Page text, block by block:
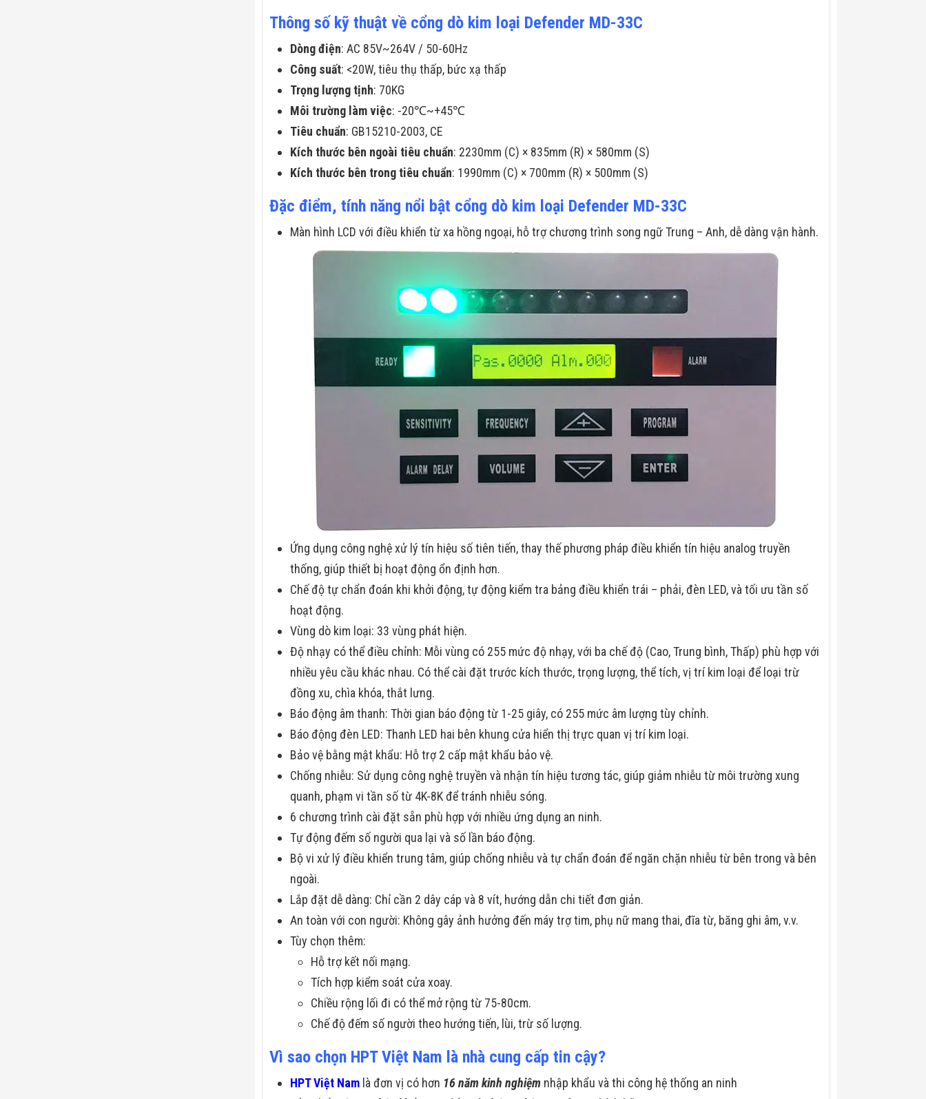
Thông số kỹ thuật về cổng dò kim loại Defender MD-33C
Dòng điện: AC 85V~264V / 50-60Hz
Công suất: <20W, tiêu thụ thấp, bức xạ thấp
Trọng lượng tịnh: 70KG
Môi trường làm việc: -20℃~+45℃
Tiêu chuẩn: GB15210-2003, CE
Kích thước bên ngoài tiêu chuẩn: 2230mm (C) × 835mm (R) × 580mm (S)
Kích thước bên trong tiêu chuẩn: 1990mm (C) × 700mm (R) × 500mm (S)
Đặc điểm, tính năng nổi bật cổng dò kim loại Defender MD-33C
Màn hình LCD với điều khiển từ xa hồng ngoại, hỗ trợ chương trình song ngữ Trung – Anh, dễ dàng vận hành.
Ứng dụng công nghệ xử lý tín hiệu số tiên tiến, thay thế phương pháp điều khiển tín hiệu analog truyền
thống, giúp thiết bị hoạt động ổn định hơn.
Chế độ tự chẩn đoán khi khởi động, tự động kiểm tra bảng điều khiển trái – phải, đèn LED, và tối ưu tần số
hoạt động.
Vùng dò kim loại: 33 vùng phát hiện.
Độ nhạy có thể điều chỉnh: Mỗi vùng có 255 mức độ nhạy, với ba chế độ (Cao, Trung bình, Thấp) phù hợp với
nhiều yêu cầu khác nhau. Có thể cài đặt trước kích thước, trọng lượng, thể tích, vị trí kim loại để loại trừ
đồng xu, chìa khóa, thắt lưng.
Báo động âm thanh: Thời gian báo động từ 1-25 giây, có 255 mức âm lượng tùy chỉnh.
Báo động đèn LED: Thanh LED hai bên khung cửa hiển thị trực quan vị trí kim loại.
Bảo vệ bằng mật khẩu: Hỗ trợ 2 cấp mật khẩu bảo vệ.
Chống nhiễu: Sử dụng công nghệ truyền và nhận tín hiệu tương tác, giúp giảm nhiễu từ môi trường xung
quanh, phạm vi tần số từ 4K-8K để tránh nhiễu sóng.
6 chương trình cài đặt sẵn phù hợp với nhiều ứng dụng an ninh.
Tự động đếm số người qua lại và số lần báo động.
Bộ vi xử lý điều khiển trung tâm, giúp chống nhiễu và tự chẩn đoán để ngăn chặn nhiễu từ bên trong và bên
ngoài.
Lắp đặt dễ dàng: Chỉ cần 2 dây cáp và 8 vít, hướng dẫn chi tiết đơn giản.
An toàn với con người: Không gây ảnh hưởng đến máy trợ tim, phụ nữ mang thai, đĩa từ, băng ghi âm, v.v.
Tùy chọn thêm:
Hỗ trợ kết nối mạng.
Tích hợp kiểm soát cửa xoay.
Chiều rộng lối đi có thể mở rộng từ 75-80cm.
Chế độ đếm số người theo hướng tiến, lùi, trừ số lượng.
Vì sao chọn HPT Việt Nam là nhà cung cấp tin cậy?
HPT Việt Nam là đơn vị có hơn 16 năm kinh nghiệm nhập khẩu và thi công hệ thống an ninh